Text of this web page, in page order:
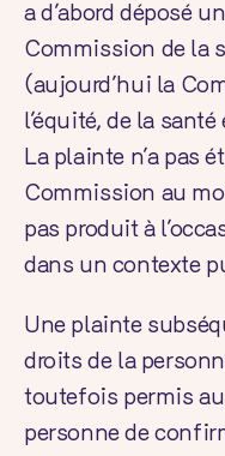
a d’abord déposé
Commission de la
(aujourd’hui la
l’équité, de la
La plainte n’a pas
Commission au
pas produit à
dans un contexte
Une plainte
droits de la
toutefois permis
personne de